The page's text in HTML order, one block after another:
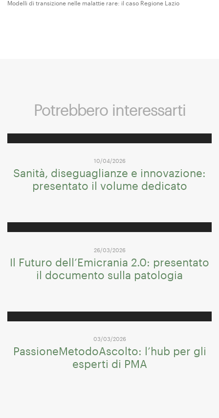
Modelli di transizione nelle malattie rare: il caso Regione Lazio
Potrebbero interessarti
10/04/2026
Sanità, diseguaglianze e innovazione:
presentato il volume dedicato
26/03/2026
Il Futuro dell’Emicrania 2.0: presentato
il documento sulla patologia
03/03/2026
PassioneMetodoAscolto: l’hub per gli
esperti di PMA